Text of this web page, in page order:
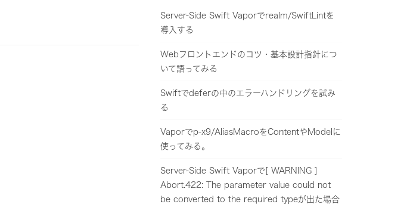
Server-Side Swift Vaporでrealm/SwiftLintを
導入する
Webフロントエンドのコツ・基本設計指針につ
いて語ってみる
Swiftでdeferの中のエラーハンドリングを試み
る
Vaporでp-x9/AliasMacroをContentやModelに
使ってみる。
Server-Side Swift Vaporで[ WARNING ]
Abort.422: The parameter value could not
be converted to the required typeが出た場合